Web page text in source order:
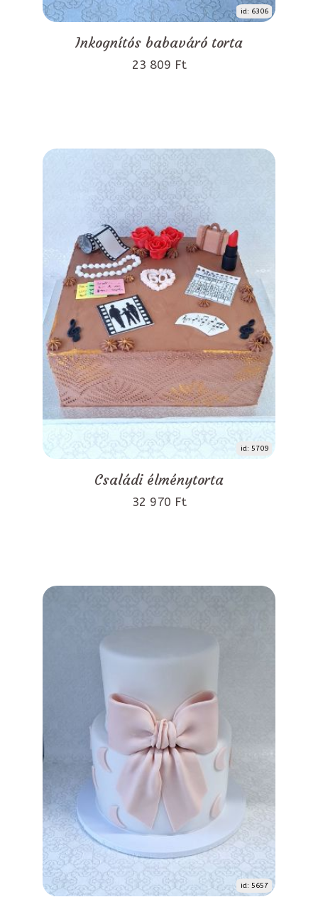
id: 6306
Inkognítós babaváró torta
23 809 Ft
id: 5709
Családi élménytorta
32 970 Ft
id: 5657